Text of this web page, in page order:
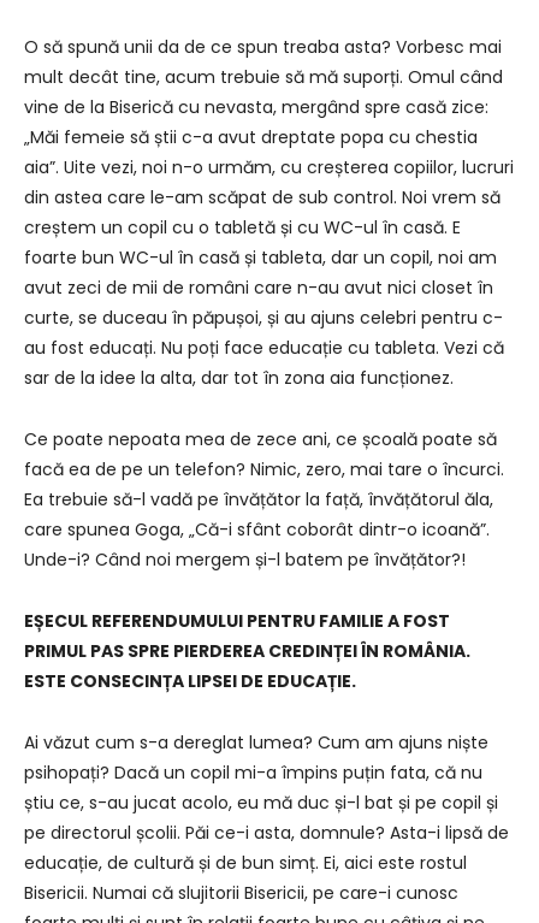
O să spună unii da de ce spun treaba asta? Vorbesc mai
mult decât tine, acum trebuie să mă suporți. Omul când
vine de la Biserică cu nevasta, mergând spre casă zice:
„Măi femeie să știi c-a avut dreptate popa cu chestia
aia”. Uite vezi, noi n-o urmăm, cu creșterea copiilor, lucruri
din astea care le-am scăpat de sub control. Noi vrem să
creștem un copil cu o tabletă și cu WC-ul în casă. E
foarte bun WC-ul în casă și tableta, dar un copil, noi am
avut zeci de mii de români care n-au avut nici closet în
curte, se duceau în păpușoi, și au ajuns celebri pentru c-
au fost educați. Nu poți face educație cu tableta. Vezi că
sar de la idee la alta, dar tot în zona aia funcționez.
Ce poate nepoata mea de zece ani, ce școală poate să
facă ea de pe un telefon? Nimic, zero, mai tare o încurci.
Ea trebuie să-l vadă pe învățător la față, învățătorul ăla,
care spunea Goga, „Că-i sfânt coborât dintr-o icoană”.
Unde-i? Când noi mergem și-l batem pe învățător?!
EȘECUL REFERENDUMULUI PENTRU FAMILIE A FOST
PRIMUL PAS SPRE PIERDEREA CREDINȚEI ÎN ROMÂNIA.
ESTE CONSECINȚA LIPSEI DE EDUCAȚIE.
Ai văzut cum s-a dereglat lumea? Cum am ajuns niște
psihopați? Dacă un copil mi-a împins puțin fata, că nu
știu ce, s-au jucat acolo, eu mă duc și-l bat și pe copil și
pe directorul școlii. Păi ce-i asta, domnule? Asta-i lipsă de
educație, de cultură și de bun simț. Ei, aici este rostul
Bisericii. Numai că slujitorii Bisericii, pe care-i cunosc